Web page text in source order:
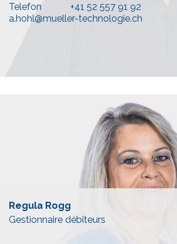
Telefon
+41 52 557 91 92
a.hohl@mueller-technologie.ch
Regula Rogg
Gestionnaire débiteurs